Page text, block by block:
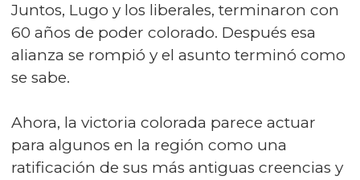
Juntos, Lugo y los liberales, terminaron con
60 años de poder colorado. Después esa
alianza se rompió y el asunto terminó como
se sabe.
Ahora, la victoria colorada parece actuar
para algunos en la región como una
ratificación de sus más antiguas creencias y